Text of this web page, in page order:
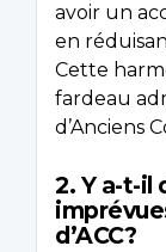
avoir un
en
Cette
fardeau
d’Anciens
2. Y a-t-il
d’ACC?